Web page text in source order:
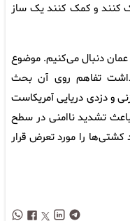
کنند و کمک کنند یک ساز
عمان دنبال می‌کنیم. موضوع
تفاهم روی آن بحث
و دزدی دریایی آمریکاست
تشدید ناامنی در سطح
را مورد تعرض قرار